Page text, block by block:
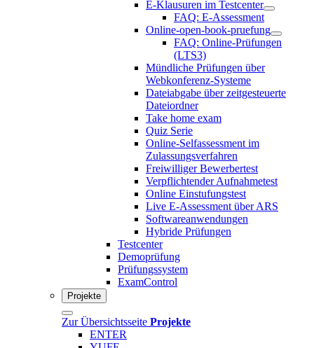
E-Klausuren im Testcenter
FAQ: E-Assessment
Online-open-book-pruefung
FAQ: Online-Prüfungen
(LTS3)
Mündliche Prüfungen über
Webkonferenz-Systeme
Dateiabgabe über zeitgesteuerte
Dateiordner
Take home exam
Quiz Serie
Online-Selfassessment im
Zulassungsverfahren
Freiwilliger Bewerbertest
Verpflichtender Aufnahmetest
Online Einstufungstest
Live E-Assessment über ARS
Softwareanwendungen
Hybride Prüfungen
Testcenter
Demoprüfung
Prüfungssystem
ExamControl
Projekte
Zur Übersichtsseite Projekte
ENTER